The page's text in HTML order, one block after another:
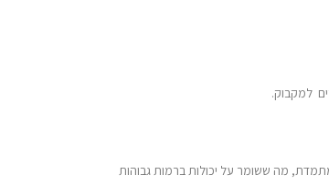
למקבוק.
מה ששומר על יכולות ברמות גבוהות